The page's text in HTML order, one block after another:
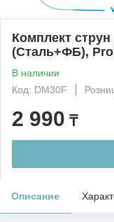
Комплект
(Сталь+ФБ),
В наличии
Код: DM30F
2 990 ₸
Описание